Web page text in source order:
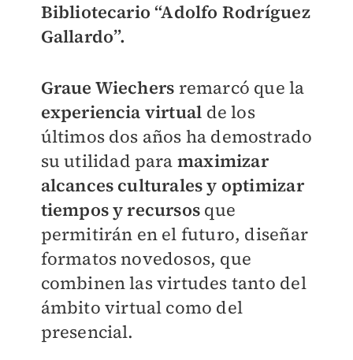
Bibliotecario “Adolfo Rodríguez
Gallardo”.
Graue Wiechers remarcó que la
experiencia virtual de los
últimos dos años ha demostrado
su utilidad para maximizar
alcances culturales y optimizar
tiempos y recursos que
permitirán en el futuro, diseñar
formatos novedosos, que
combinen las virtudes tanto del
ámbito virtual como del
presencial.